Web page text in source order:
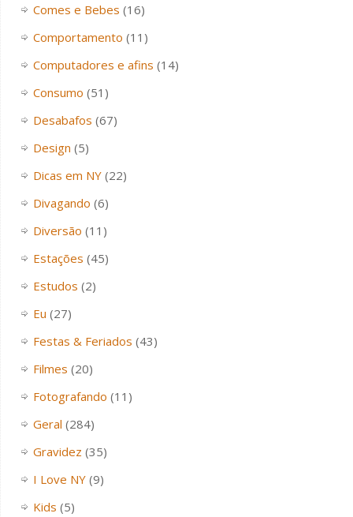
Comes e Bebes (16)
Comportamento (11)
Computadores e afins (14)
Consumo (51)
Desabafos (67)
Design (5)
Dicas em NY(22)
Divagando (6)
Diversão (11)
Estações (45)
Estudos (2)
Eu (27)
Festas & Feriados (43)
Filmes (20)
Fotografando (11)
Geral (284)
Gravidez (35)
I Love NY(9)
Kids (5)